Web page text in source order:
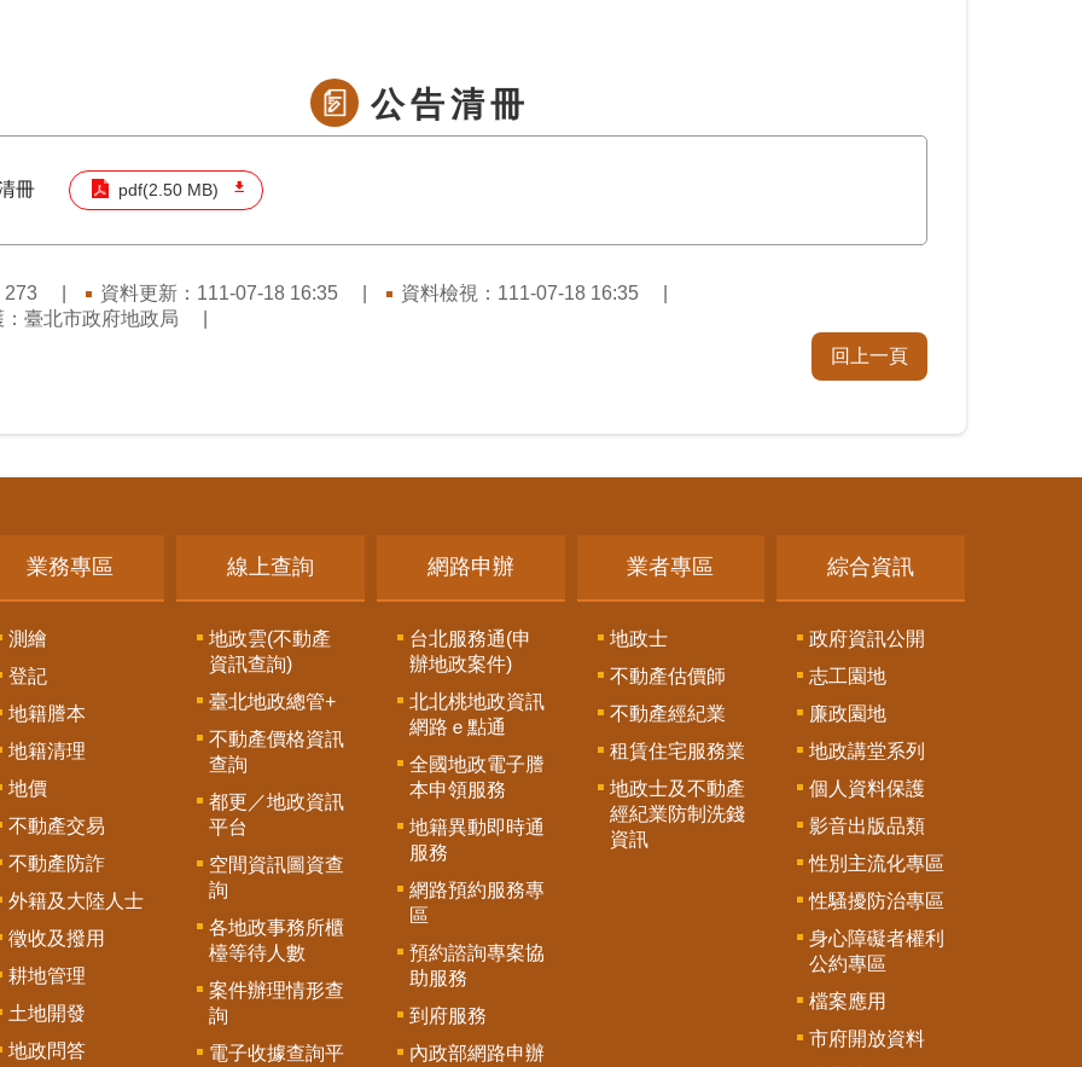
公告清冊
冊 pdf(2.50 MB)
273 資料更新：111-07-18 16:35
資料檢視：111-07-18 16:35
臺北市政府地政局
回上一頁
業務專區
測繪
登記
地籍謄本
地籍清理
地價
不動產交易
不動產防詐
外籍及大陸人士
徵收及撥用
耕地管理
土地開發
地政問答
線上查詢
地政雲(不動產
資訊查詢)
臺北地政總管+
不動產價格資訊
查詢
都更／地政資訊
平台
空間資訊圖資查
詢
各地政事務所櫃
檯等待人數
案件辦理情形查
詢
電子收據查詢平
網路申辦
台北服務通(申
辦地政案件)
北北桃地政資訊
網路ｅ點通
全國地政電子謄
本申領服務
地籍異動即時通
服務
網路預約服務專
區
預約諮詢專案協
助服務
到府服務
內政部網路申辦
業者專區
地政士
不動產估價師
不動產經紀業
租賃住宅服務業
地政士及不動產
經紀業防制洗錢
資訊
綜合資訊
政府資訊公開
志工園地
廉政園地
地政講堂系列
個人資料保護
影音出版品類
性別主流化專區
性騷擾防治專區
身心障礙者權利
公約專區
檔案應用
市府開放資料